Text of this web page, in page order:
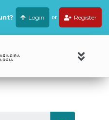
Login or Register